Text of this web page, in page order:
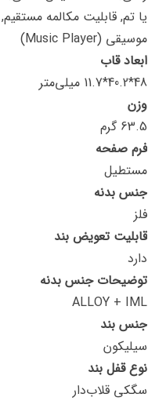
یا تم, قابلیت مکالمه
موسیقی (Music Player)
ابعاد قاب
48*40.2*11.7 میلی‌متر
وزن
63.5 گرم
فرم صفحه
مستطیل
جنس بدنه
فلز
قابلیت تعویض بند
دارد
توضیحات جنس بدنه
ALLOY + IML
جنس بند
سیلیکون
نوع قفل بند
سگکی قلاب‌دار